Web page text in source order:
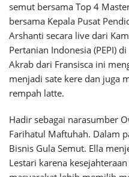
semut bersama Top 4
bersama Kepala Pusat
Arshanti secara live dari
Pertanian Indonesia (PEPI)
Akrab dari Fransisca ini
menjadi sate kere dan juga
rempah latte.
Hadir sebagai narasumber
Farihatul Maftuhah. Dalam
Bisnis Gula Semut. Ella
Lestari karena